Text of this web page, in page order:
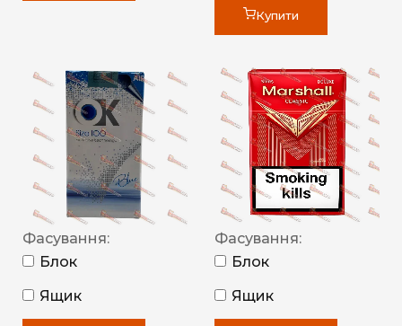
Купити
Фасування:
Блок
Ящик
Фасування:
Блок
Ящик